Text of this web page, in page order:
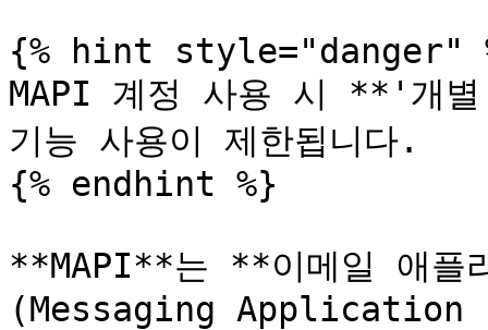
{% hint style="danger"
MAPI 계정 사용 시 **'개
기능 사용이 제한됩니다.
{% endhint %}
**MAPI**는 **이메일 애플
(Messaging Application